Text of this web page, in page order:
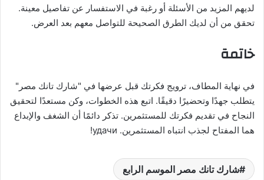
لديهم المزيد من الأسئلة أو رغبة في الاستفسار عن تفاصيل معينة.
تحقق من أن لديك الطرق الصحيحة للتواصل معهم بعد العرض.
خاتمة
في نهاية المطاف، ترويج فكرتك قبل عرضها في "شارك تانك مصر"
يتطلب جهدًا وتحضيرًا دقيقًا. اتبع هذه الخطوات، وكن مستعدًا لتحقيق
النجاح في تقديم فكرتك للمستثمرين. تذكر دائمًا أن الشغف والإبداع
هما المفتاح لجذب انتباه المستثمرين. удачи!
شارك تانك مصر الموسم الرابع